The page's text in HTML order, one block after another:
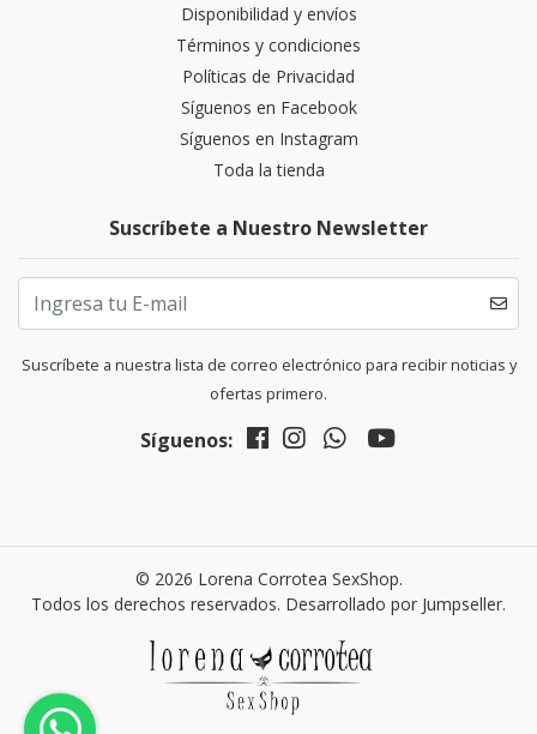
Disponibilidad y envíos
Términos y condiciones
Políticas de Privacidad
Síguenos en Facebook
Síguenos en Instagram
Toda la tienda
Suscríbete a Nuestro Newsletter
Suscríbete a nuestra lista de correo electrónico para recibir noticias y
ofertas primero.
Síguenos:
© 2026 Lorena Corrotea SexShop.
Todos los derechos reservados. Desarrollado por Jumpseller.